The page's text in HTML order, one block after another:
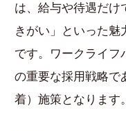
は、給与や待遇だけ
きがい」といった魅
です。ワークライフ
の重要な採用戦略で
着）施策となります。